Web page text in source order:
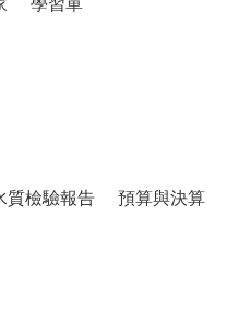
學習單
質檢驗報告 預算與決算